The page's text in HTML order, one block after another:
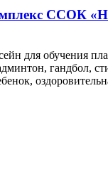
ССОК
для обучения
гандбол,